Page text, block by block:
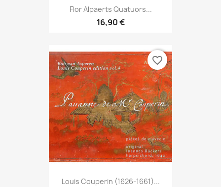
Flor Alpaerts Quatuors...
16,90 €
Louis Couperin (1626-1661)...
favorite_border